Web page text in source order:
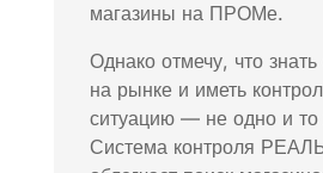
магазины на ПРОМе.
Однако отмечу, что знать
на рынке и иметь
ситуацию — не одно и
Система контроля